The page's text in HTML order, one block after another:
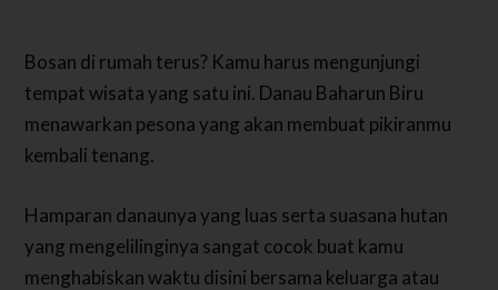
Bosan di rumah terus? Kamu harus mengunjungi
tempat wisata yang satu ini. Danau Baharun Biru
menawarkan pesona yang akan membuat pikiranmu
kembali tenang.
Hamparan danaunya yang luas serta suasana hutan
yang mengelilinginya sangat cocok buat kamu
menghabiskan waktu disini bersama keluarga atau